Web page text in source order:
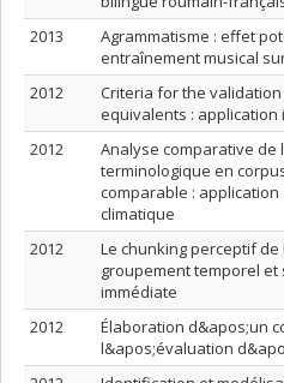
2013
Agrammatisme : effet
entraînement musical
2012
Criteria for the
equivalents :
2012
Analyse comparative de
terminologique en
comparable :
climatique
2012
Le chunking perceptif
groupement temporel
immédiate
2012
Élaboration d&apos;un
l&apos;évaluation